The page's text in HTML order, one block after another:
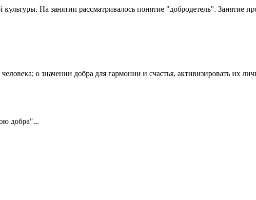
На занятии рассматривалось понятие "добродетель". Занятие
о значении добра для гармонии и счастья, активизировать их
добра"...